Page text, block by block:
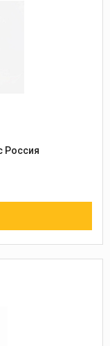
Редуктор пропановый БПО-5-4 Редиус Россия